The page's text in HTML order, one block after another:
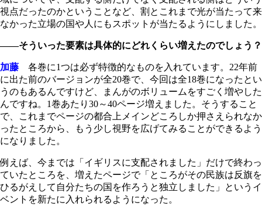
視点だったのかということなど、割とこれまで光が当たって来
なかった立場の国や人にもスポットが当たるようにしました。
――そういった要素は具体的にどれくらい増えたのでしょう？
加藤 各巻に1つは必ず特徴的なものを入れています。22年前
に出た前のバージョンが全20巻で、今回は全18巻になったとい
うのもあるんですけど、まんがのボリュームをすごく増やした
んですね。1巻あたり30～40ページ増えました。そうすること
で、これまでページの都合上メインどころしか押さえられなか
ったところから、もう少し視野を広げてみることができるよう
になりました。
例えば、今までは「イギリスに支配されました」だけで終わっ
ていたところを、増えたページで「ところがその民族は反旗を
ひるがえして自分たちの国を作ろうと独立しました」というイ
ベントを新たに入れられるようになった。